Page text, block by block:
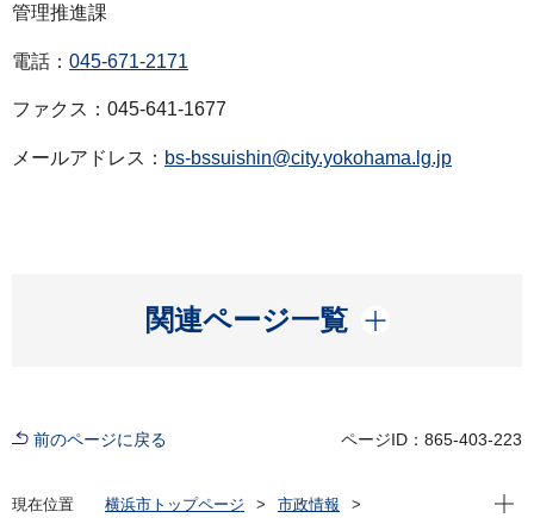
管理推進課
電話： 045-671-2171
ファクス：045-641-1677
メールアドレス： bs-bssuishin@city.yokohama.lg.jp
関連ページ一覧
開く
前のページに戻る ページID：865-403-223
現在位置 横浜市トップページ
市政情報
現在